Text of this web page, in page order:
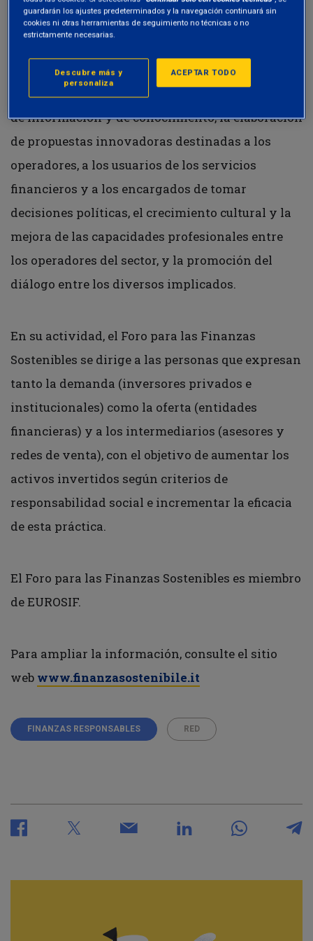
responsabilidad social en la práctica de las
inversiones financieras en Italia
El Foro persigue su misión mediante la difusión
de información y de conocimiento, la elaboración
de propuestas innovadoras destinadas a los
operadores, a los usuarios de los servicios
financieros y a los encargados de tomar
decisiones políticas, el crecimiento cultural y la
mejora de las capacidades profesionales entre
los operadores del sector, y la promoción del
diálogo entre los diversos implicados.
En su actividad, el Foro para las Finanzas
Sostenibles se dirige a las personas que expresan
tanto la demanda (inversores privados e
institucionales) como la oferta (entidades
financieras) y a los intermediarios (asesores y
redes de venta), con el objetivo de aumentar los
activos invertidos según criterios de
responsabilidad social e incrementar la eficacia
de esta práctica.
El Foro para las Finanzas Sostenibles es miembro
de EUROSIF.
Para ampliar la información, consulte el sitio
web www.finanzasostenibile.it
FINANZAS RESPONSABLES RED
guardarán los ajustes predeterminados y la navegación continuará sin
cookies ni otras herramientas de seguimiento no técnicas o no
estrictamente necesarias.
ACEPTAR TODO
Descubre más y
personaliza